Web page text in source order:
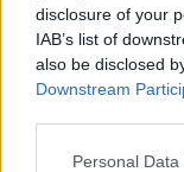
disclosure of your
IAB’s list of
also be disclosed
Downstream
Personal